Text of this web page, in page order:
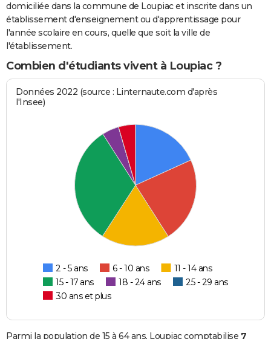
domiciliée dans la commune de Loupiac et inscrite dans un
établissement d'enseignement ou d'apprentissage pour
l'année scolaire en cours, quelle que soit la ville de
l'établissement.
Combien d'étudiants vivent à Loupiac ?
Données 2022 (source : Linternaute.com d'après
l'Insee)
2 - 5 ans 6 - 10 ans
11 - 14 ans
15 - 17 ans
18 - 24 ans
25 - 29 ans
30 ans et plus
Parmi la population de 15 à 64 ans, Loupiac comptabilise 7